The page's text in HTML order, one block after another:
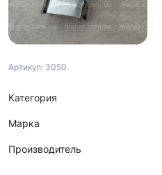
Артикул: 3050
Категория
Марка
Производитель